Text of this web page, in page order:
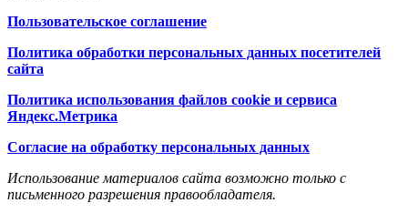
Пользовательское соглашение
Политика обработки персональных данных посетителей
сайта
Политика использования файлов cookie и сервиса
Яндекс.Метрика
Согласие на обработку персональных данных
Использование материалов сайта возможно только с
письменного разрешения правообладателя.